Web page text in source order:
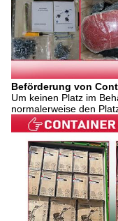
Beförderung von
Um keinen Platz im
normalerweise den